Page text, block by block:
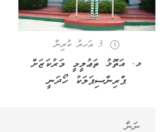
3 އަހރު ކުރިން
ޅ. އަތޮޅު ތަޢުލީމީ މަރުކަޒަށް
ޕްރިންސިޕަލަކު ހޯދަނީ